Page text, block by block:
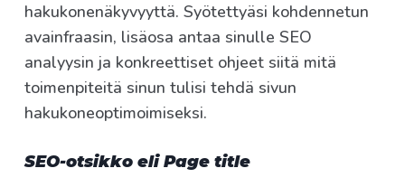
hakukonenäkyvyyttä. Syötettyäsi kohdennetun
avainfraasin, lisäosa antaa sinulle SEO
analyysin ja konkreettiset ohjeet siitä mitä
toimenpiteitä sinun tulisi tehdä sivun
hakukoneoptimoimiseksi.
SEO-otsikko eli Page title